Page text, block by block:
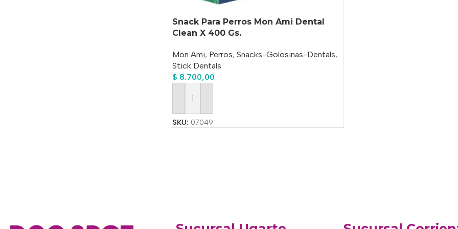
Snack Para Perros Mon Ami Dental
Clean X 400 Gs.
Mon Ami, Perros, Snacks-Golosinas-Dentals,
Stick Dentals
$ 8.700,00
Añadir Al Carrito
SKU: 07049